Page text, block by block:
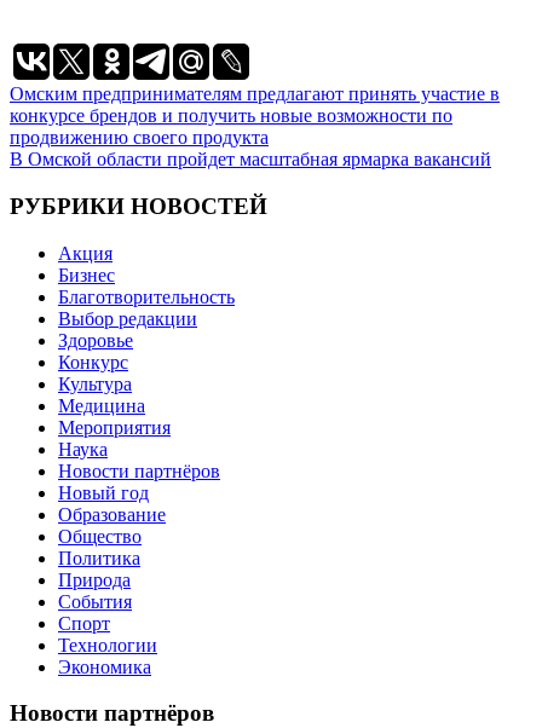
Навигация
по
записям
Омским предпринимателям предлагают принять участие в
конкурсе брендов и получить новые возможности по
продвижению своего продукта
В Омской области пройдет масштабная ярмарка вакансий
РУБРИКИ НОВОСТЕЙ
Акция
Бизнес
Благотворительность
Выбор редакции
Здоровье
Конкурс
Культура
Медицина
Мероприятия
Наука
Новости партнёров
Новый год
Образование
Общество
Политика
Природа
События
Спорт
Технологии
Экономика
Новости партнёров